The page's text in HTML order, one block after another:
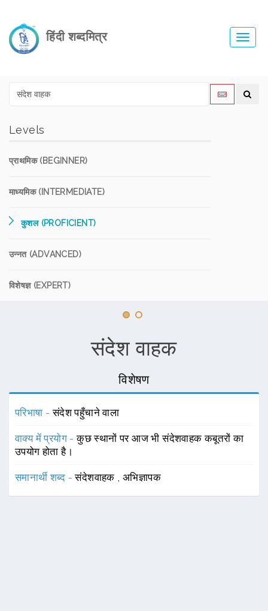
हिंदी शब्दमित्र
Levels
प्राथमिक (BEGINNER)
माध्यमिक (INTERMEDIATE)
कुशल (PROFICIENT)
उन्नत (ADVANCED)
विशेषज्ञ (EXPERT)
संदेश वाहक
विशेषण
परिभाषा -संदेश पहुँचाने वाला
वाक्य में प्रयोग -कुछ स्थानों पर आज भी संदेशवाहक कबूतरों का
उपयोग होता है।
समानार्थी शब्द -संदेशवाहक ,अभिज्ञापक